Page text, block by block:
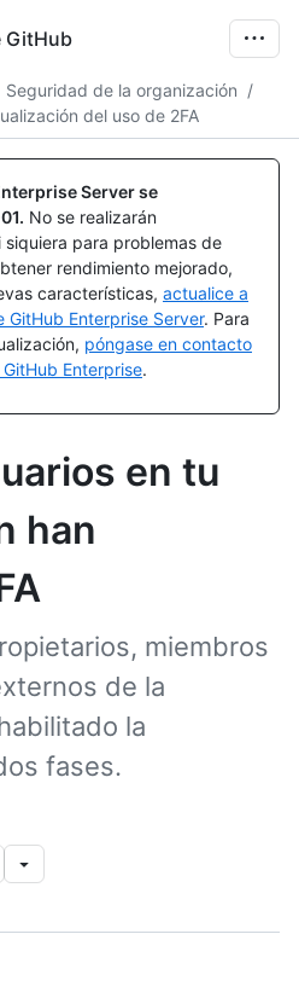
GitHub
Seguridad de la organización /
del uso de 2FA
Server se
. No se realizarán
para problemas de
rendimiento mejorado,
características, actualice a
GitHub Enterprise Server. Para
póngase en contacto
Enterprise.
en tu
han
miembros
de la
la
fases.